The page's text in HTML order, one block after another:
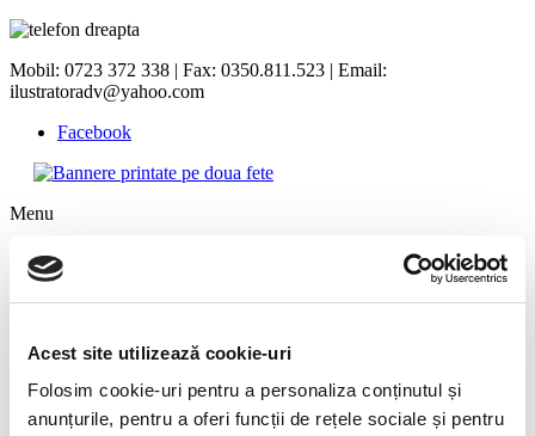
Acest site utilizează cookie-uri
Folosim cookie-uri pentru a personaliza conținutul și
anunțurile, pentru a oferi funcții de rețele sociale și pentru
Mobil: 0723 372 338 | Fax: 0350.811.523 | Email:
ilustratoradv@yahoo.com
Facebook
Menu
Acasa
Productie publicitara
GDPR
Termeni si conditii
Despre cookies